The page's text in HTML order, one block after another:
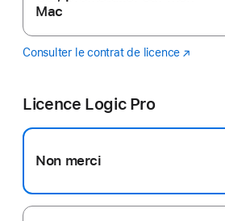
Mac
Consulter le contrat de licence Final
(s’ouvre
Licence Logic Pro
Non merci